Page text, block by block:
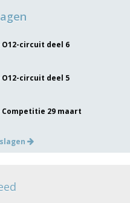
circuit deel 6
circuit deel 5
29 maart